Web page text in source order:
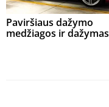
Paviršiaus dažymo
medžiagos ir dažymas